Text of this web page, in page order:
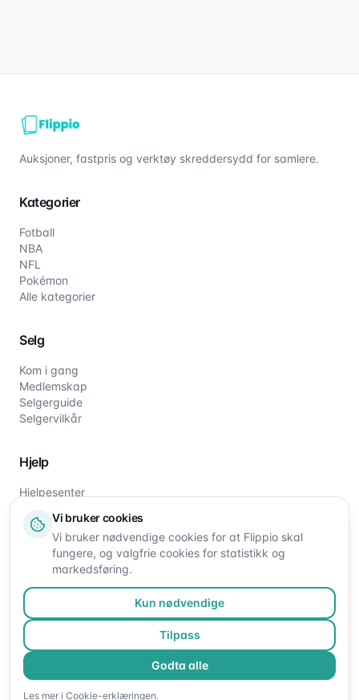
Auksjoner, fastpris og verktøy skreddersydd for samlere.
Kategorier
Fotball
NBA
NFL
Pokémon
Alle kategorier
Selg
Kom i gang
Medlemskap
Selgerguide
Selgervilkår
Hjelp
Hjelpesenter
Om oss
Kontakt oss
©2026Flippio. Alle rettigheter reservert.
Vi bruker cookies
Vi bruker nødvendige cookies for at Flippio skal
fungere, og valgfrie cookies for statistikk og
markedsføring.
Kun nødvendige
Tilpass
Godta alle
Les mer i Cookie-erklæringen.